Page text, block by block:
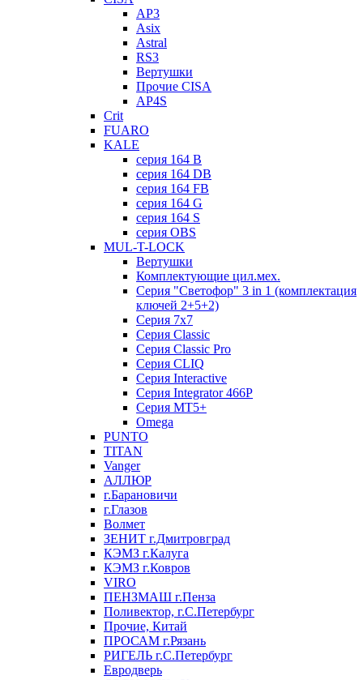
AP3
Asix
Astral
RS3
Вертушки
Прочие CISA
AP4S
Crit
FUARO
KALE
серия 164 B
серия 164 DB
серия 164 FB
серия 164 G
серия 164 S
серия OBS
MUL-T-LOCK
Вертушки
Комплектующие цил.мех.
Серия "Светофор" 3 in 1 (комплектация
ключей 2+5+2)
Серия 7х7
Серия Classic
Серия Classic Pro
Серия CLIQ
Серия Interactive
Серия Integrator 466P
Серия MT5+
Omega
PUNTO
TITAN
Vanger
АЛЛЮР
г.Барановичи
г.Глазов
Волмет
ЗЕНИТ г.Дмитровград
КЭМЗ г.Калуга
КЭМЗ г.Ковров
VIRO
ПЕНЗМАШ г.Пенза
Поливектор, г.С.Петербург
Прочие, Китай
ПРОСАМ г.Рязань
РИГЕЛЬ г.С.Петербург
Евродверь